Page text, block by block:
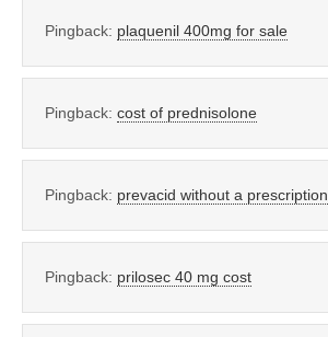
Pingback: plaquenil 400mg for sale
Pingback: cost of prednisolone
Pingback: prevacid without a prescription
Pingback: prilosec 40 mg cost